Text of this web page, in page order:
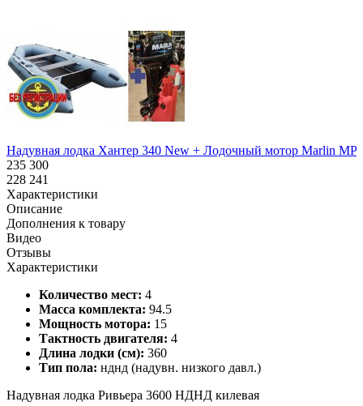
Надувная лодка Хантер 340 New + Лодочный мотор Marlin MP
235 300
228 241
Характеристики
Описание
Дополнения к товару
Видео
Отзывы
Характеристики
Количество мест: 4
Масса комплекта: 94.5
Мощность мотора: 15
Тактность двигателя: 4
Длина лодки (см): 360
Тип пола: нднд (надувн. низкого давл.)
Надувная лодка Ривьера 3600 НДНД килевая